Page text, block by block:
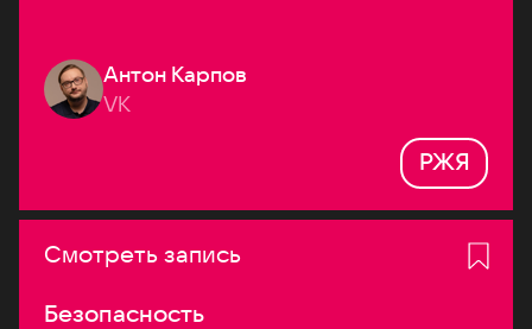
Антон Карпов
VK
РЖЯ
Смотреть запись
Безопасность